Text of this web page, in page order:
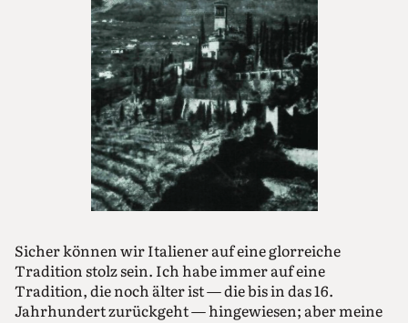
Sicher können wir Italiener auf eine glorreiche
Tradition stolz sein. Ich habe immer auf eine
Tradition, die noch älter ist — die bis in das 16.
Jahrhundert zurückgeht — hingewiesen; aber meine